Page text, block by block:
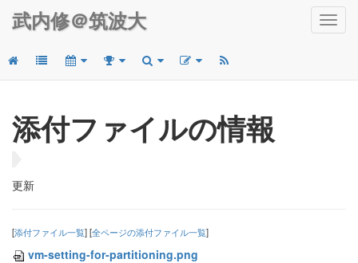
武内修＠筑波大
添付ファイルの情報
更新
[添付ファイル一覧] [全ページの添付ファイル一覧]
vm-setting-for-partitioning.png